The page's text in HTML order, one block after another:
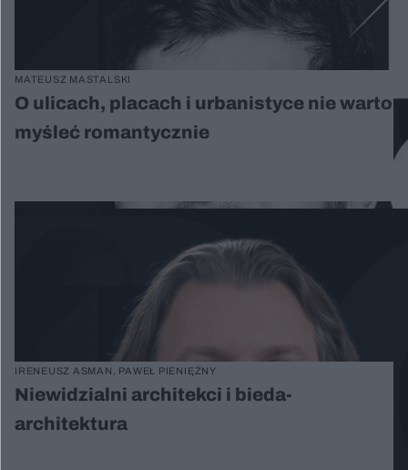
MATEUSZ MASTALSKI
O ulicach, placach i urbanistyce nie warto
myśleć romantycznie
IRENEUSZ ASMAN, PAWEŁ PIENIĘŻNY
Niewidzialni architekci i bieda-
architektura